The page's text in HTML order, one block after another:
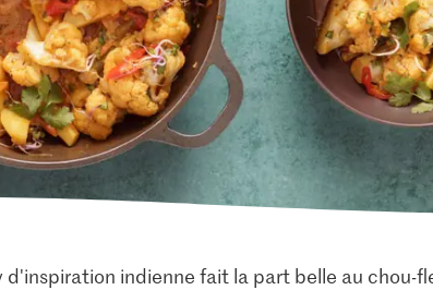
d'inspiration indienne fait la part belle au chou-